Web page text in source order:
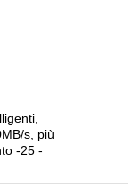
s, più
-25 -